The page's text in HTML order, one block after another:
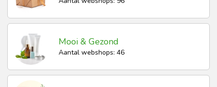
Mooi & Gezond
Aantal webshops: 46